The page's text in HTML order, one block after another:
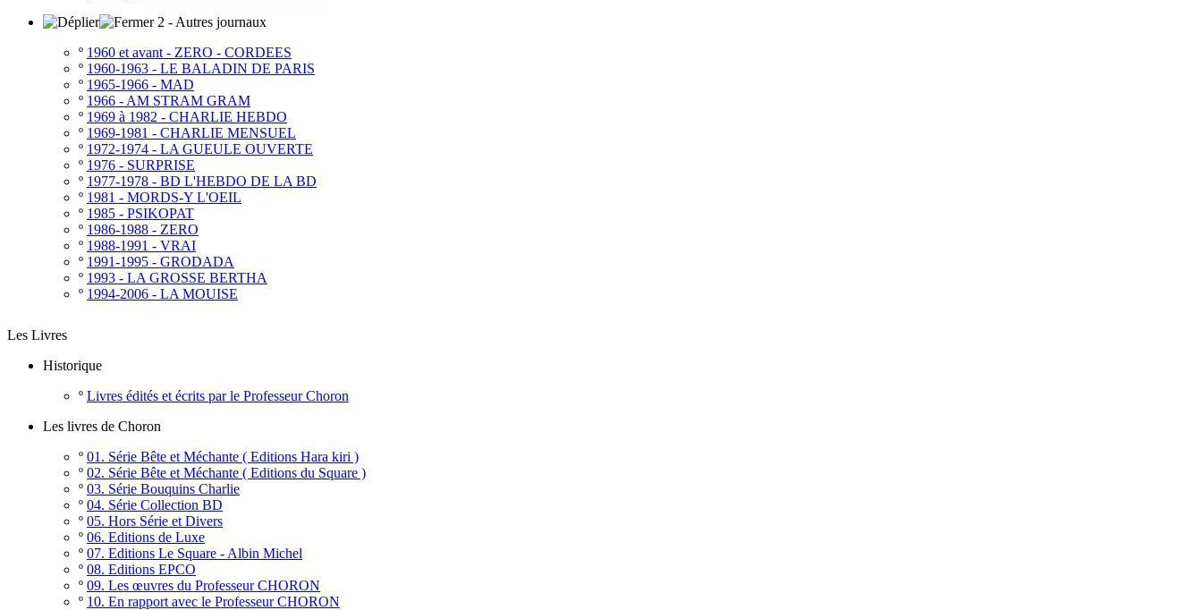
2 - Autres journaux
º 1960 et avant - ZERO - CORDEES
º 1960-1963 - LE BALADIN DE PARIS
º 1965-1966 - MAD
º 1966 - AM STRAM GRAM
º 1969 à 1982 - CHARLIE HEBDO
º 1969-1981 - CHARLIE MENSUEL
º 1972-1974 - LA GUEULE OUVERTE
º 1976 - SURPRISE
º 1977-1978 - BD L'HEBDO DE LA BD
º 1981 - MORDS-Y L'OEIL
º 1985 - PSIKOPAT
º 1986-1988 - ZERO
º 1988-1991 - VRAI
º 1991-1995 - GRODADA
º 1993 - LA GROSSE BERTHA
º 1994-2006 - LA MOUISE
Les Livres
Historique
º Livres édités et écrits par le Professeur Choron
Les livres de Choron
º 01. Série Bête et Méchante ( Editions Hara kiri )
º 02. Série Bête et Méchante ( Editions du Square )
º 03. Série Bouquins Charlie
º 04. Série Collection BD
º 05. Hors Série et Divers
º 06. Editions de Luxe
º 07. Editions Le Square - Albin Michel
º 08. Editions EPCO
º 09. Les œuvres du Professeur CHORON
º 10. En rapport avec le Professeur CHORON